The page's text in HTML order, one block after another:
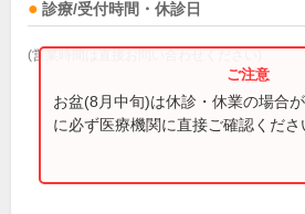
診療/受付時間・休診日
(営業時間は直接お問い合わせください)
お盆(8月中旬)は休診・休業の場合
に必ず医療機関に直接ご確認くださ